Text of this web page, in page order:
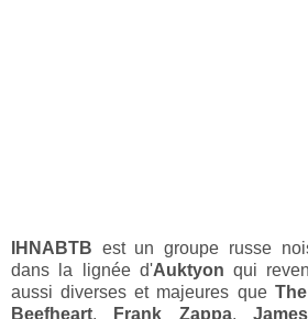
IHNABTB est un groupe russe
dans la lignée d'Auktyon qui
aussi diverses et majeures que
Beefheart, Frank Zappa,